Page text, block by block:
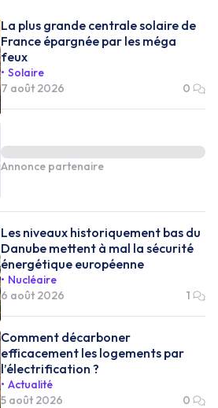
La plus grande centrale solaire de
France épargnée par les méga
feux
Solaire
7 août 2026
0
Annonce partenaire
Les niveaux historiquement bas du
Danube mettent à mal la sécurité
énergétique européenne
Nucléaire
6 août 2026
1
Comment décarboner
efficacement les logements par
l’électrification ?
Actualité
5 août 2026
0